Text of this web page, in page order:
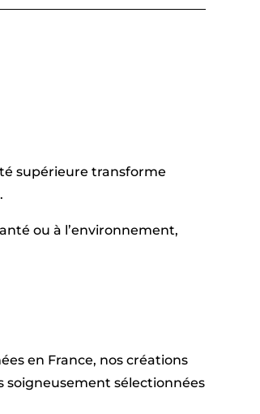
supérieure transforme
ou à l’environnement,
en France, nos créations
sélectionnées